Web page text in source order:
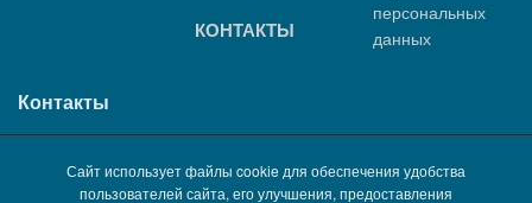
КОНТАКТЫ
персональных
данных
Контакты
+37529 743 05 05
Сайт использует файлы cookie для обеспечения удобства
пользователей сайта, его улучшения, предоставления